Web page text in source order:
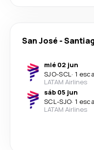
San José -
mié 02 jun
SJO-SCL· 1
LATAM Airlines
sáb 05 jun
SCL-SJO· 1
LATAM Airlines